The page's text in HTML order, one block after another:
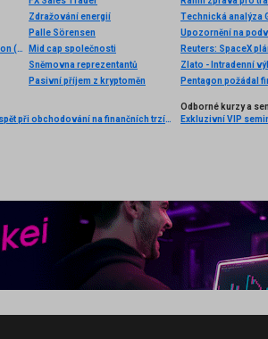
Maximum Adverse Excursion (MAE)
Zdražování energií
Palle Sörensen
Mid cap společnosti
Sněmovna reprezentantů
Pasivní příjem z kryptoměn
Technická analýza
Reuters: SpaceX
Zlato - Intradenní
Pentagon požádal
Začínáme na burze - Jak uspět při obchodování na finančních trzích (1. vydání)
Odborné kurzy a
Exkluzivní VIP